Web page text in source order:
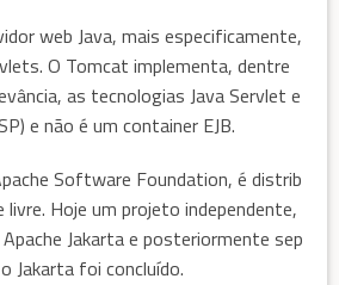
web Java, mais especificamente,
O Tomcat implementa, dentre
as tecnologias Java Servlet e
e não é um container EJB.
Software Foundation, é distrib
Hoje um projeto independente,
Jakarta e posteriormente sep
Jakarta foi concluído.